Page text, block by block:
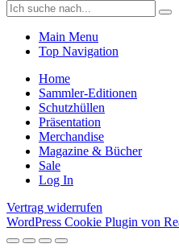
Main Menu
Top Navigation
Home
Sammler-Editionen
Schutzhüllen
Präsentation
Merchandise
Magazine & Bücher
Sale
Log In
Vertrag widerrufen
WordPress Cookie Plugin von